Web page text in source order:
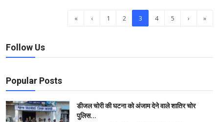
« ‹ 1 2 3 4 5 › »
Follow Us
Popular Posts
डीजल चोरी की घटना को अंजाम देने वाले शातिर चोर
पुलिस...